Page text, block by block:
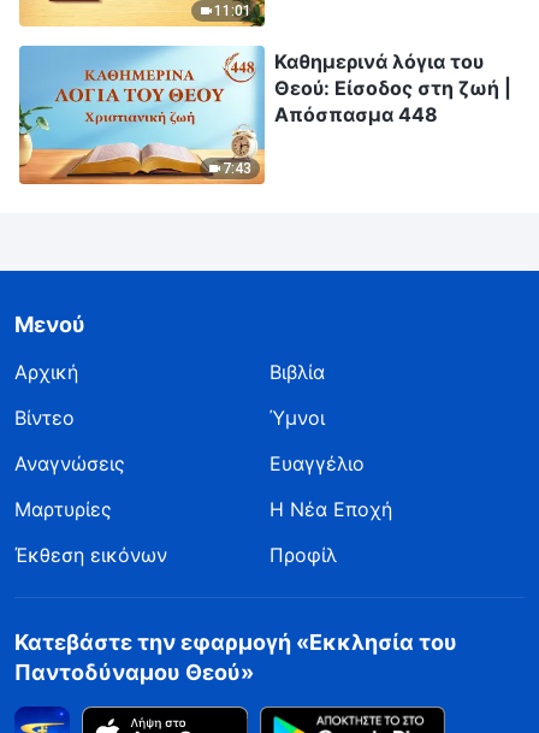
11:01
7:43
Καθημερινά λόγια του
Θεού: Είσοδος στη ζωή |
Απόσπασμα 448
Μενού
Αρχική
Βιβλία
Βίντεο
Ύμνοι
Αναγνώσεις
Ευαγγέλιο
Μαρτυρίες
Η Νέα Εποχή
Έκθεση εικόνων
Προφίλ
Κατεβάστε την εφαρμογή «Εκκλησία του
Παντοδύναμου Θεού»